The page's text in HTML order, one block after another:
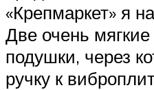
«Крепмаркет» я
Две очень
подушки, через
ручку к